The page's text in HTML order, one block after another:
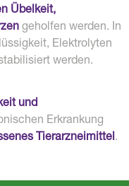
Übelkeit,
geholfen werden. In
Elektrolyten
werden.
und
Erkrankung
Tierarzneimittel.